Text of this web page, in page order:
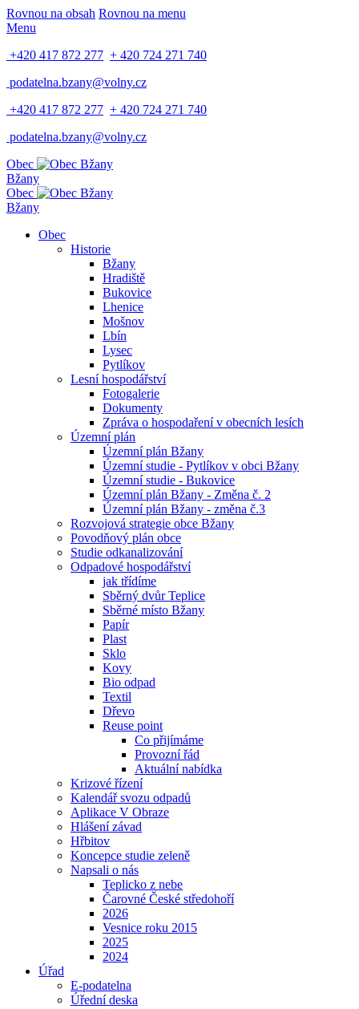
Rovnou na obsah Rovnou na menu
Menu
+420 417 872 277 + 420 724 271 740
podatelna.bzany@volny.cz
+420 417 872 277 + 420 724 271 740
podatelna.bzany@volny.cz
Obec
Bžany
Obec
Bžany
Obec
Historie
Bžany
Hradiště
Bukovice
Lhenice
Mošnov
Lbín
Lysec
Pytlíkov
Lesní hospodářství
Fotogalerie
Dokumenty
Zpráva o hospodaření v obecních lesích
Územní plán
Územní plán Bžany
Územní studie - Pytlíkov v obci Bžany
Územní studie - Bukovice
Územní plán Bžany - Změna č. 2
Územní plán Bžany - změna č.3
Rozvojová strategie obce Bžany
Povodňový plán obce
Studie odkanalizování
Odpadové hospodářství
jak třídíme
Sběrný dvůr Teplice
Sběrné místo Bžany
Papír
Plast
Sklo
Kovy
Bio odpad
Textil
Dřevo
Reuse point
Co přijímáme
Provozní řád
Aktuální nabídka
Krizové řízení
Kalendář svozu odpadů
Aplikace V Obraze
Hlášení závad
Hřbitov
Koncepce studie zeleně
Napsali o nás
Teplicko z nebe
Čarovné České středohoří
2026
Vesnice roku 2015
2025
2024
Úřad
E-podatelna
Úřední deska